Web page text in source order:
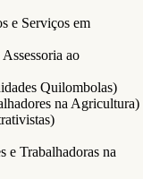
e Serviços em
ao
Quilombolas)
na Agricultura)
e Trabalhadoras na